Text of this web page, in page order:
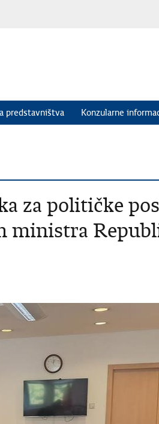
predstavništva Konzularne
za političke
ministra